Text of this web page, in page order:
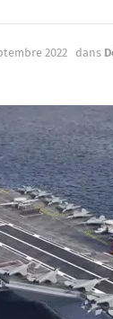
2022 dans